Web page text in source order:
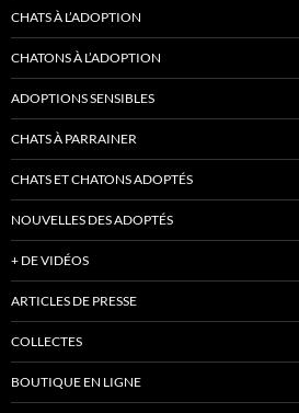
CHATS À L’ADOPTION
CHATONS À L’ADOPTION
ADOPTIONS SENSIBLES
CHATS À PARRAINER
CHATS ET CHATONS ADOPTÉS
NOUVELLES DES ADOPTÉS
+ DE VIDÉOS
ARTICLES DE PRESSE
COLLECTES
BOUTIQUE EN LIGNE